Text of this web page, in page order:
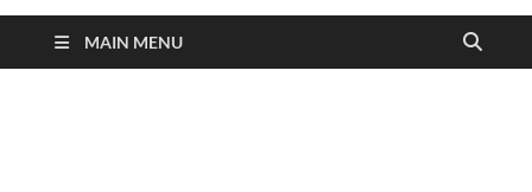
MAIN MENU